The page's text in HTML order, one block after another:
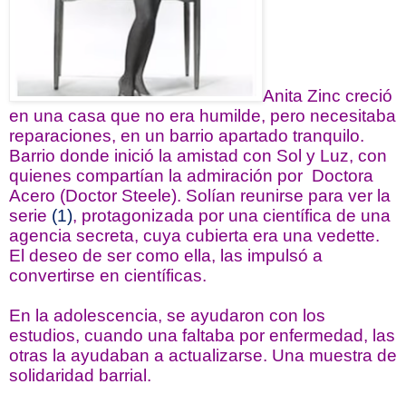
Anita Zinc creció
en una casa que no era humilde, pero necesitaba
reparaciones, en un barrio apartado tranquilo.
Barrio donde inició la amistad con Sol y Luz, con
quienes compartían la admiración por Doctora
Acero (Doctor Steele). Solían reunirse para ver la
serie (1), protagonizada por una científica de una
agencia secreta, cuya cubierta era una vedette.
El deseo de ser como ella, las impulsó a
convertirse en científicas.
En la adolescencia, se ayudaron con los
estudios, cuando una faltaba por enfermedad, las
otras la ayudaban a actualizarse. Una muestra de
solidaridad barrial.